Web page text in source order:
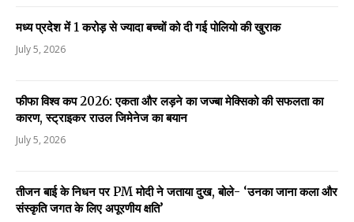
मध्य प्रदेश में 1 करोड़ से ज्यादा बच्चों को दी गई पोलियो की खुराक
July 5, 2026
फीफा विश्व कप 2026: एकता और लड़ने का जज्बा मेक्सिको की सफलता का
कारण, स्ट्राइकर राउल जिमेनेज का बयान
July 5, 2026
तीजन बाई के निधन पर PM मोदी ने जताया दुख, बोले- ‘उनका जाना कला और
संस्कृति जगत के लिए अपूरणीय क्षति’